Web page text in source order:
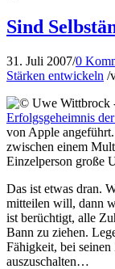
Sind
31. Juli 2007/0
Stärken entwickeln /
Erfolgsgeheimnis
von Apple
zwischen einem
Einzelperson große
Das ist etwas dran.
mitteilen will, dann
ist berüchtigt, alle
Bann zu ziehen.
Fähigkeit, bei
auszuschalten…